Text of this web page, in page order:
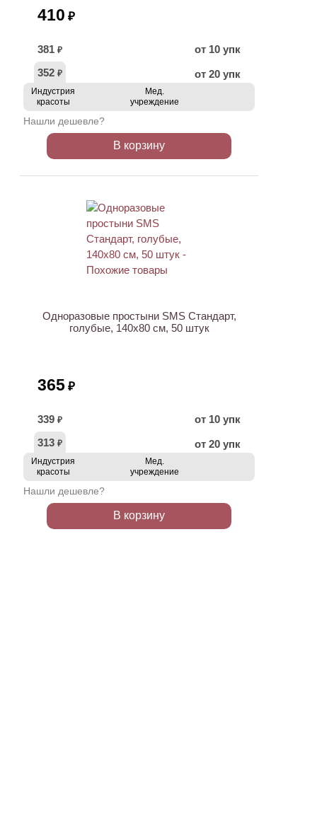
410 ₽
381 ₽
от 10 упк
352 ₽ от 20 упк
Индустрия
красоты
Мед.
учреждение
Нашли дешевле?
В корзину
Одноразовые простыни SMS Стандарт,
голубые, 140х80 см, 50 штук
365 ₽
339 ₽
от 10 упк
313 ₽ от 20 упк
Индустрия
красоты
Мед.
учреждение
Нашли дешевле?
В корзину